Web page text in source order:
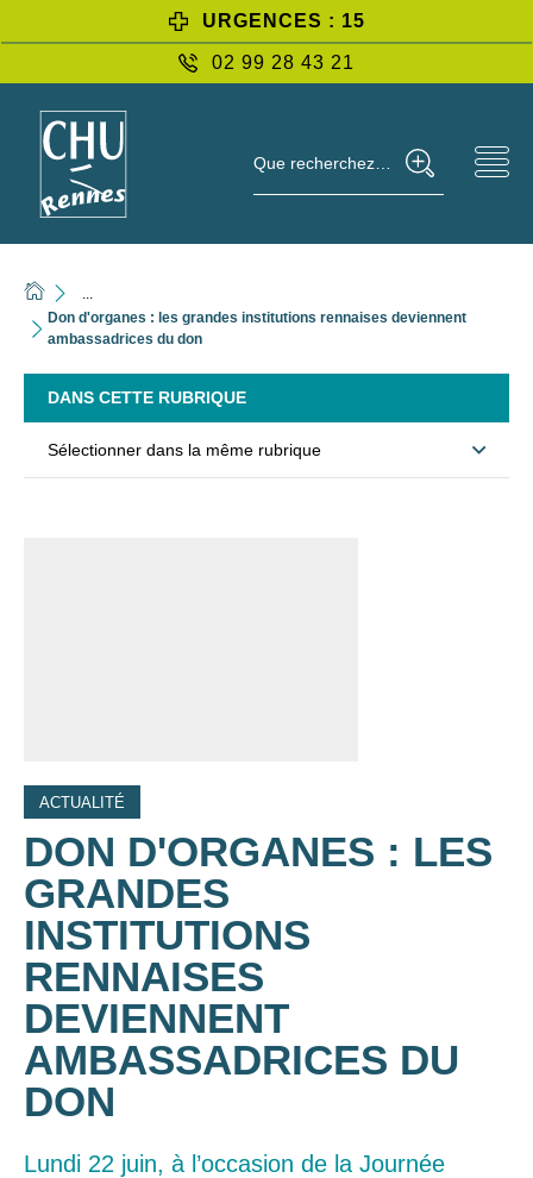
URGENCES : 15
02 99 28 43 21
Que recherchez-vous ?
Don d'organes : les grandes institutions rennaises deviennent
ambassadrices du don
DANS CETTE RUBRIQUE
Sélectionner dans la même rubrique
ACTUALITÉ
DON D'ORGANES : LES
GRANDES
INSTITUTIONS
RENNAISES
DEVIENNENT
AMBASSADRICES DU
DON
Lundi 22 juin, à l’occasion de la Journée